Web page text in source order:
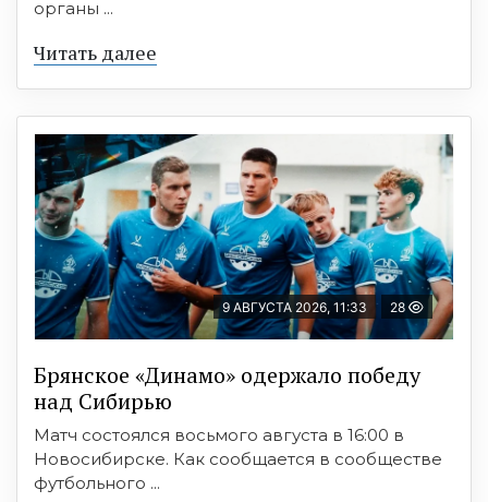
органы ...
Читать далее
9 АВГУСТА 2026, 11:33 28
Брянское «Динамо» одержало победу
над Сибирью
Матч состоялся восьмого августа в 16:00 в
Новосибирске. Как сообщается в сообществе
футбольного ...